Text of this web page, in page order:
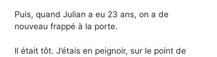
Puis, quand Julian a eu 23 ans, on a de
nouveau frappé à la porte.
Il était tôt. J’étais en peignoir, sur le point de